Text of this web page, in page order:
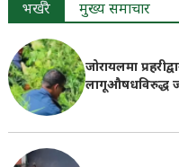
भर्खरै मुख्य समाचार
जोरायलमा
लागूऔषधविरुद्ध